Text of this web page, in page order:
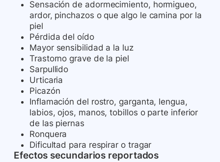
Sensación de adormecimiento, hormigueo,
ardor, pinchazos o que algo le camina por la
piel
Pérdida del oído
Mayor sensibilidad a la luz
Trastorno grave de la piel
Sarpullido
Urticaria
Picazón
Inflamación del rostro, garganta, lengua,
labios, ojos, manos, tobillos o parte inferior
de las piernas
Ronquera
Dificultad para respirar o tragar
Efectos secundarios reportados